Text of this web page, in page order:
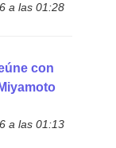
a las 01:28
con
a las 01:13